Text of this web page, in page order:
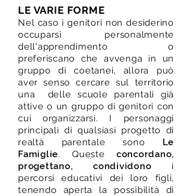
LE VARIE FORME
Nel caso i genitori non desiderino
occuparsi personalmente
dell'apprendimento o
preferiscano che avvenga in un
gruppo di coetanei, allora può
aver senso cercare sul territorio
una delle scuole parentali già
attive o un gruppo di genitori con
cui organizzarsi. I personaggi
principali di qualsiasi progetto di
realtà parentale sono Le
Famiglie. Queste concordano,
progettano, condividono i
percorsi educativi dei loro figli,
tenendo aperta la possibilità di